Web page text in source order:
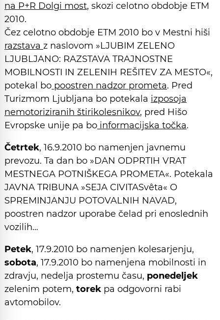
na P+R Dolgi most, skozi celotno obdobje ETM
2010.
Čez celotno obdobje ETM 2010 bo v Mestni hiši
razstava z naslovom »LJUBIM ZELENO
LJUBLJANO: RAZSTAVA TRAJNOSTNE
MOBILNOSTI IN ZELENIH REŠITEV ZA MESTO«,
potekal bo poostren nadzor prometa. Pred
Turizmom Ljubljana bo potekala izposoja
nemotoriziranih štirikolesnikov, pred Hišo
Evropske unije pa bo informacijska točka.
Četrtek, 16.9.2010 bo namenjen javnemu
prevozu. Ta dan bo »DAN ODPRTIH VRAT
MESTNEGA POTNIŠKEGA PROMETA«. Potekala
JAVNA TRIBUNA »SEJA CIVITASvêta« O
SPREMINJANJU POTOVALNIH NAVAD,
poostren nadzor uporabe čelad pri enoslednih
vozilih…
Petek, 17.9.2010 bo namenjen kolesarjenju,
sobota, 17.9.2010 bo namenjena mobilnosti in
zdravju, nedelja prostemu času, ponedeljek
zelenim potem, torek pa odgovorni rabi
avtomobilov.